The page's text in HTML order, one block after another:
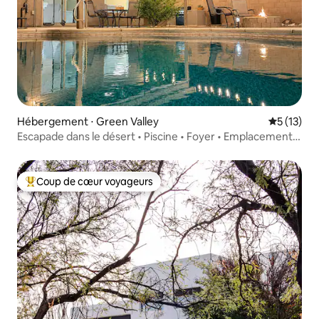
Hébergement ⋅ Green Valley
5 (13)
Escapade dans le désert • Piscine • Foyer • Emplacement
Coups de cœur voyageurs les plus appréciés
Coup de cœur voyageurs